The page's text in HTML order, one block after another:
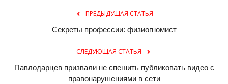
ПРЕДЫДУЩАЯ СТАТЬЯ
Секреты профессии: физиогномист
СЛЕДУЮЩАЯ СТАТЬЯ
Павлодарцев призвали не спешить публиковать видео с
правонарушениями в сети